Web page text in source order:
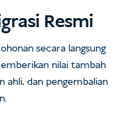
Resmi
secara langsung
nilai tambah
ahli, dan pengembalian